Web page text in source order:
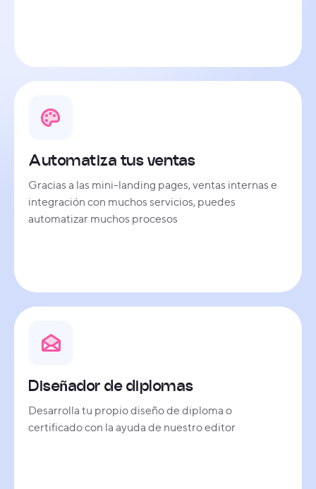
Automatiza tus ventas
Gracias a las mini-landing pages, ventas internas e
integración con muchos servicios, puedes
automatizar muchos procesos
Diseñador de diplomas
Desarrolla tu propio diseño de diploma o
certificado con la ayuda de nuestro editor